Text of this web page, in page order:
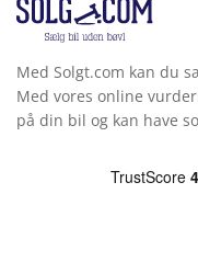
Med Solgt.com kan du
Med vores online
på din bil og kan have